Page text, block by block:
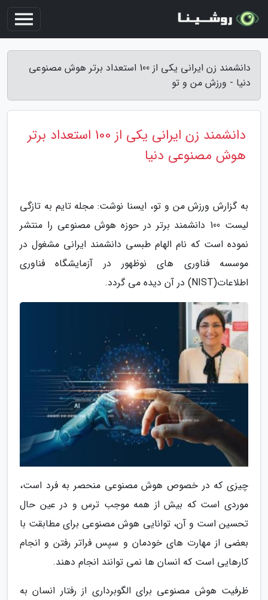
دانشمند زن ایرانی یکی از 100 استعداد برتر هوش مصنوعی
دنیا - ورزش من و تو
دانشمند زن ایرانی یکی از 100 استعداد برتر
هوش مصنوعی دنیا
به گزارش ورزش من و تو، ایسنا نوشت: مجله تایم به تازگی
لیست 100 دانشمند برتر در حوزه هوش مصنوعی را منتشر
نموده است که نام الهام طبسی دانشمند ایرانی مشغول در
موسسه فناوری های نوظهور در آزمایشگاه فناوری
اطلاعات(NIST) در آن دیده می گردد.
چیزی که در خصوص هوش مصنوعی منحصر به فرد است،
موردی است که بیش از همه موجب ترس و در عین حال
تحسین است و آن، توانایی هوش مصنوعی برای مطابقت با
بعضی از مهارت های خودمان و سپس فراتر رفتن و انجام
کارهایی است که انسان ها نمی توانند انجام دهند.
ظرفیت هوش مصنوعی برای الگوبرداری از رفتار انسان به